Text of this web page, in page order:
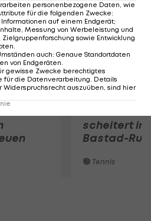
scheitert in
Bastad-
Tennis
personenbezogene Daten, wie
für die folgenden Zwecke:
auf einem Endgerät;
Messung von Werbeleistung und
sowie Entwicklung
.
auch: Genaue Standortdaten
von Endgeräten.
gewisse Zwecke berechtigtes
für die Datenverarbeitung. Details
Widerspruchsrecht auszuüben, sind hier